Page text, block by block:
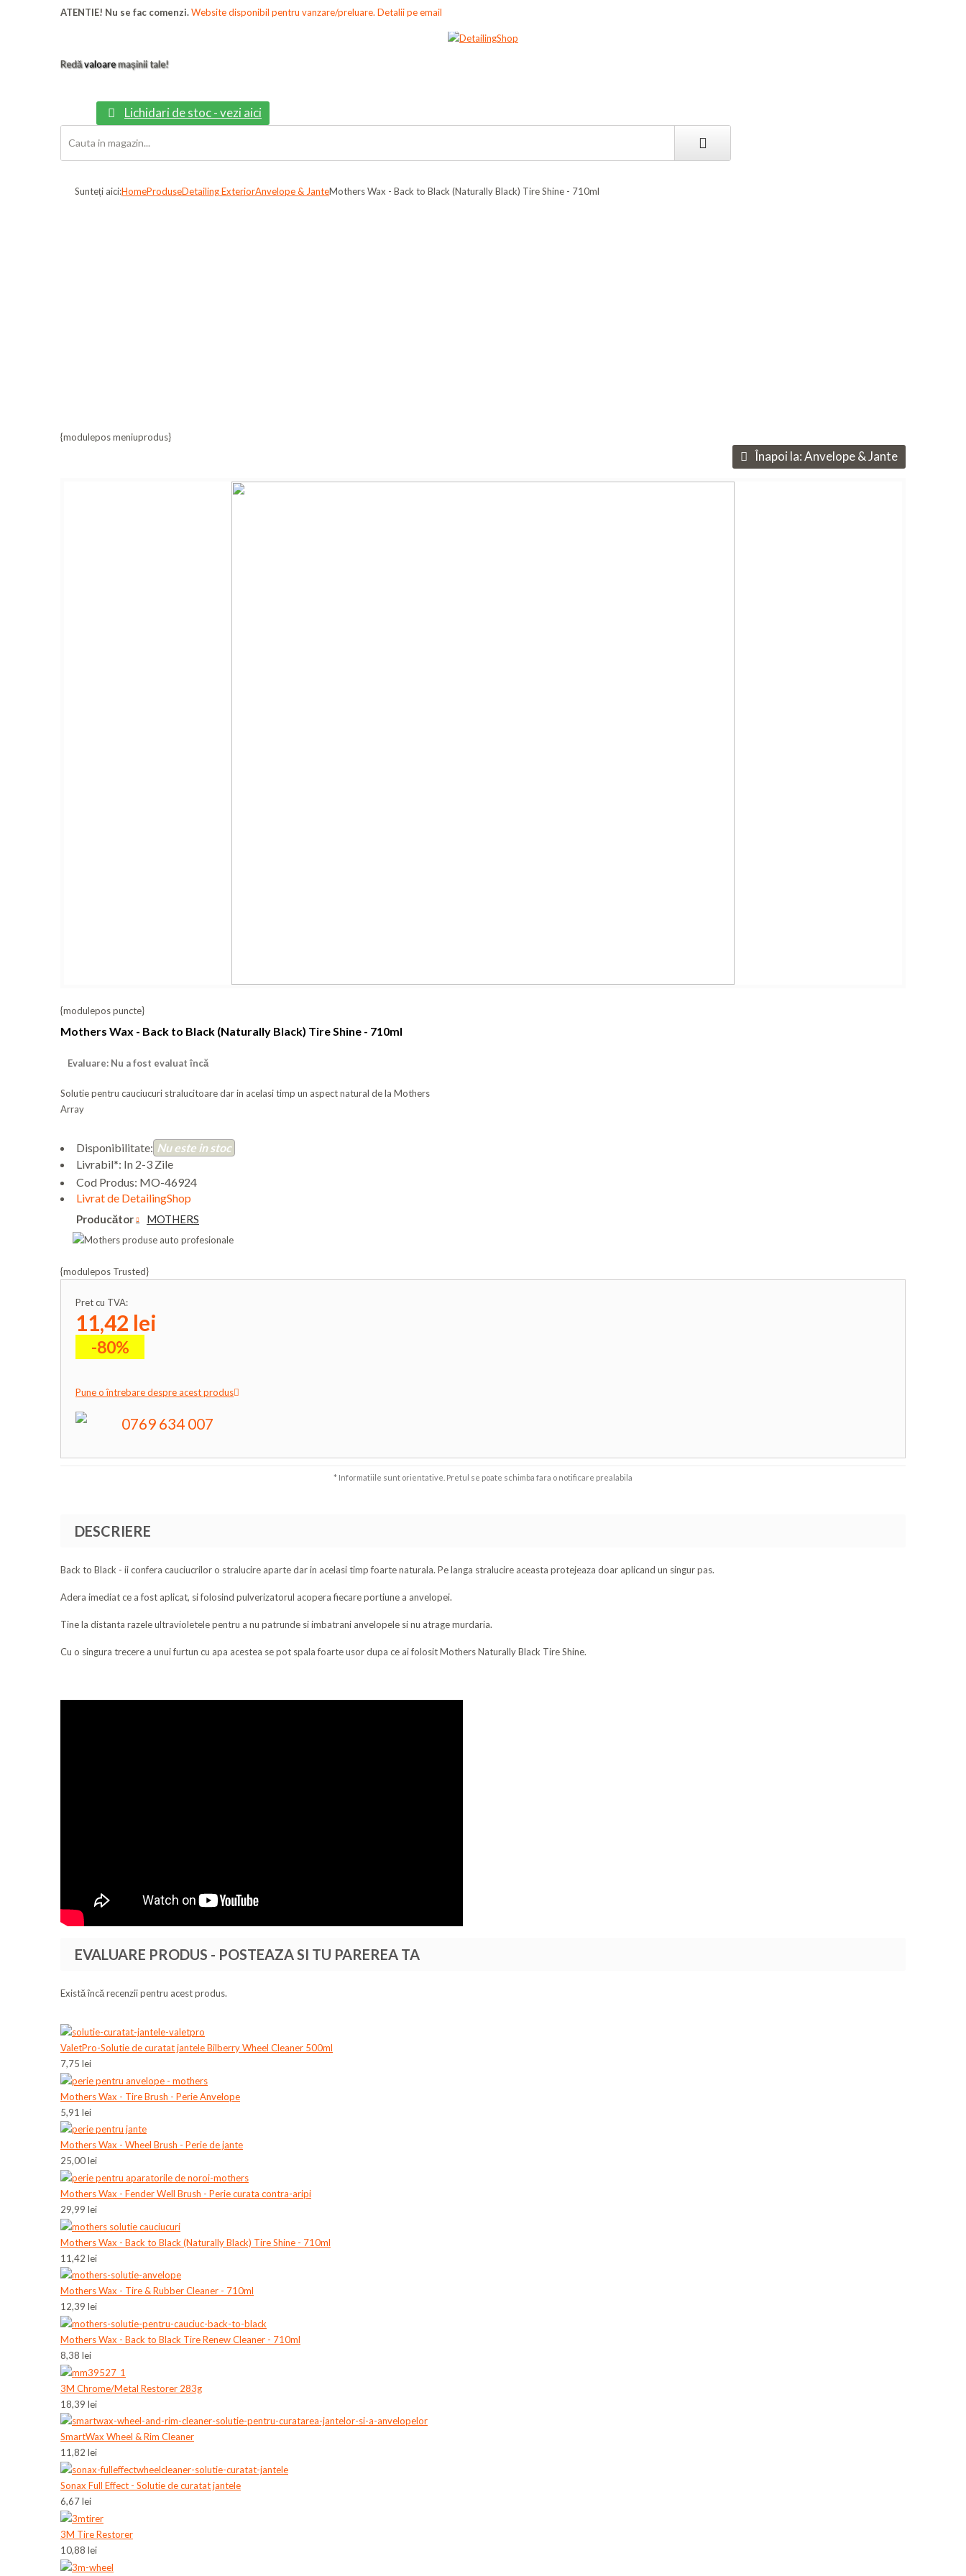
ATENTIE! Nu se fac comenzi.Website disponibil pentru vanzare/preluare. Detalii pe email
Redăvaloaremașinii tale!
Lichidari de stoc - vezi aici
Sunteți aici:HomeProduseDetailing ExteriorAnvelope & JanteMothers Wax - Back to Black (Naturally Black) Tire Shine - 710ml
{modulepos meniuprodus}
Înapoi la:Anvelope & Jante
{modulepos puncte}
Mothers Wax - Back to Black (Naturally Black) Tire Shine - 710ml
Evaluare: Nu a fost evaluat încă
Solutie pentru cauciucuri stralucitoare dar in acelasi timp un aspect natural de la Mothers
Array
Disponibilitate: Nu este in stoc
Livrabil*: In 2-3 Zile
Cod Produs: MO-46924
Livrat de DetailingShop
Producător MOTHERS
{modulepos Trusted}
Pret cu TVA:
11,42 lei
-80%
Pune o întrebare despre acest produs
0769 634 007
* Informatiile sunt orientative. Pretul se poate schimba fara o notificare prealabila
DESCRIERE
Back to Black - ii confera cauciucrilor o stralucire aparte dar in acelasi timp foarte naturala. Pe langa stralucire aceasta protejeaza doar aplicand un singur pas.
Adera imediat ce a fost aplicat, si folosind pulverizatorul acopera fiecare portiune a anvelopei.
Tine la distanta razele ultravioletele pentru a nu patrunde si imbatrani anvelopele si nu atrage murdaria.
Cu o singura trecere a unui furtun cu apa acestea se pot spala foarte usor dupa ce ai folosit Mothers Naturally Black Tire Shine.
EVALUARE PRODUS - POSTEAZA SI TU PAREREA TA
Există încă recenzii pentru acest produs.
ValetPro-Solutie de curatat jantele Bilberry Wheel Cleaner 500ml
7,75 lei
Mothers Wax - Tire Brush - Perie Anvelope
5,91 lei
Mothers Wax - Wheel Brush - Perie de jante
25,00 lei
Mothers Wax - Fender Well Brush - Perie curata contra-aripi
29,99 lei
Mothers Wax - Back to Black (Naturally Black) Tire Shine - 710ml
11,42 lei
Mothers Wax - Tire & Rubber Cleaner - 710ml
12,39 lei
Mothers Wax - Back to Black Tire Renew Cleaner - 710ml
8,38 lei
3M Chrome/Metal Restorer 283g
18,39 lei
SmartWax Wheel & Rim Cleaner
11,82 lei
Sonax Full Effect - Solutie de curatat jantele
6,67 lei
3M Tire Restorer
10,88 lei